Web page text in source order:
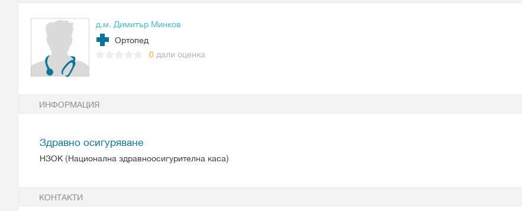
д.м. Димитър Минков
Ортопед
0 дали оценка
ИНФОРМАЦИЯ
Здравно осигуряване
НЗОК (Национална здравноосигурителна каса)
КОНТАКТИ